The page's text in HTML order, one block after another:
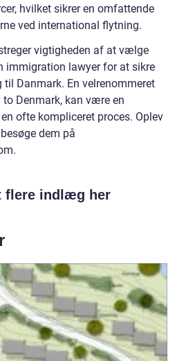
hvilket sikrer en omfattende
ved international flytning.
vigtigheden af at vælge
immigration lawyer for at sikre
Danmark. En velrenommeret
to Denmark, kan være en
ofte kompliceret proces. Oplev
dem på
flere indlæg her